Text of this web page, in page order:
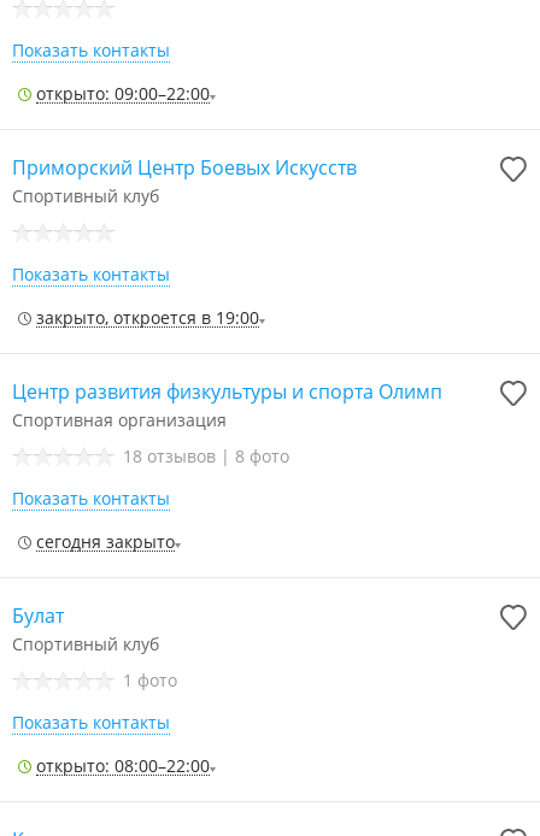
Показать контакты
открыто: 09:00–22:00
Приморский Центр Боевых Искусств
Спортивный клуб
Показать контакты
закрыто, откроется в 19:00
Центр развития физкультуры и спорта Олимп
Спортивная организация
18 отзывов | 8 фото
Показать контакты
сегодня закрыто
Булат
Спортивный клуб
1 фото
Показать контакты
открыто: 08:00–22:00